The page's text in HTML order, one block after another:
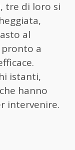
tre di loro si
al
a
istanti,
hanno
intervenire.